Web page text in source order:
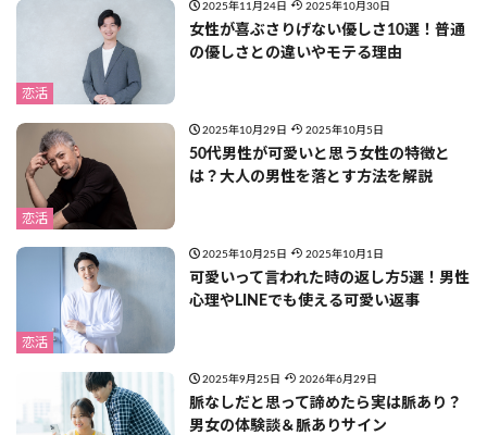
恋活
2025年11月24日 2025年10月30日
女性が喜ぶさりげない優しさ10選！普通
の優しさとの違いやモテる理由
恋活
2025年10月29日 2025年10月5日
50代男性が可愛いと思う女性の特徴と
は？大人の男性を落とす方法を解説
恋活
2025年10月25日 2025年10月1日
可愛いって言われた時の返し方5選！男性
心理やLINEでも使える可愛い返事
2025年9月25日 2026年6月29日
脈なしだと思って諦めたら実は脈あり？
男女の体験談＆脈ありサイン